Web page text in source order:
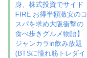
身、株式投資でサイド
FIRE お得半額激安のコ
スパを求め大阪衝撃の
食べ歩きグルメ物語】
ジャンカラin飲み放題
(BTSに憧れ筋トレダイ